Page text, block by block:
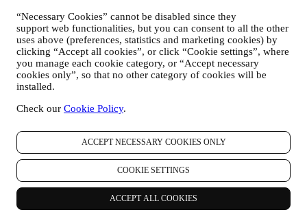
“Necessary Cookies” cannot be disabled since they
support web functionalities, but you can consent to all the other
uses above (preferences, statistics and marketing cookies) by
clicking “Accept all cookies”, or click “Cookie settings”, where
you manage each cookie category, or “Accept necessary
cookies only”, so that no other category of cookies will be
installed.
Check our Cookie Policy.
ACCEPT NECESSARY COOKIES ONLY
COOKIE SETTINGS
ACCEPT ALL COOKIES
kunnen betrekking hebben op:
Naam, voornaam, e-mailadres, geboortedatum en andere
contactgegevens (adres, telefoonnummer), om een Le
Creuset-account aan te maken of als gastgebruiker te kopen,
of om u aan te melden voor onze marketingcommunicatie
online of in onze winkels;
uw aankoopgegevens, bijvoorbeeld datum en tijdstip van
aankoop, leveringsgegevens, product- en betalingsgegevens,
gegevens over uw online browsegeschiedenis (bv. online-
identificatienummers - zoals uw IP-adres, browserversie,
besturingssysteem, duur van het bezoek, terugkerende
gebruiker, geografische oorsprong), verzameld tijdens uw
bezoeken aan de Website (ongeacht of u een geregistreerde
gebruiker bent of niet), door gebruik te maken van logs en/of
traceringstechnologieën zoals “cookies” (voor informatie over